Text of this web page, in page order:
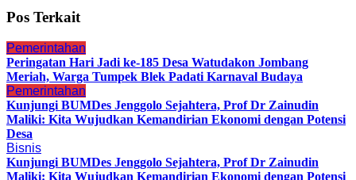
Pos Terkait
Pemerintahan
Peringatan Hari Jadi ke-185 Desa Watudakon Jombang
Meriah, Warga Tumpek Blek Padati Karnaval Budaya
Pemerintahan
Kunjungi BUMDes Jenggolo Sejahtera, Prof Dr Zainudin
Maliki: Kita Wujudkan Kemandirian Ekonomi dengan Potensi
Desa
Bisnis
Kunjungi BUMDes Jenggolo Sejahtera, Prof Dr Zainudin
Maliki: Kita Wujudkan Kemandirian Ekonomi dengan Potensi